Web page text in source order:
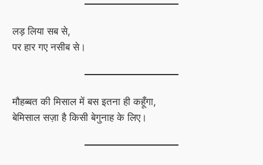
लड़ लिया सब से,
पर हार गए नसीब से।
मौहब्बत की मिसाल में बस इतना ही कहूँगा,
बेमिसाल सज़ा है किसी बेगुनाह के लिए।